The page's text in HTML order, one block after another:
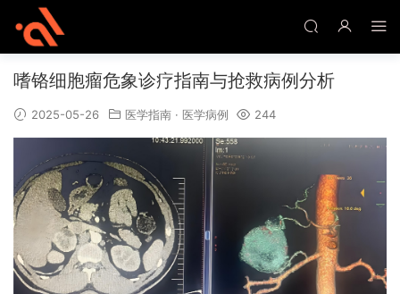
嗜铬细胞瘤危象诊疗指南与抢救病例分析
2025-05-26 医学指南 · 医学病例 244